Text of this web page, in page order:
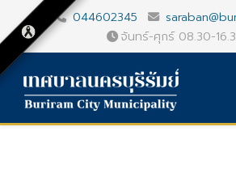
044602345
จันทร์-ศุกร์ 08.30-